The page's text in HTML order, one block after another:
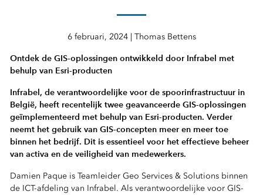
6 februari, 2024 | Thomas Bettens
Ontdek de GIS-oplossingen ontwikkeld door Infrabel met
behulp van Esri-producten
Infrabel, de verantwoordelijke voor de spoorinfrastructuur in
België, heeft recentelijk twee geavanceerde GIS-oplossingen
geïmplementeerd met behulp van Esri-producten. Verder
neemt het gebruik van GIS-concepten meer en meer toe
binnen het bedrijf. Dit is essentieel voor het effectieve beheer
van activa en de veiligheid van medewerkers.
Damien Paque is Teamleider Geo Services & Solutions binnen
de ICT-afdeling van Infrabel. Als verantwoordelijke voor GIS-